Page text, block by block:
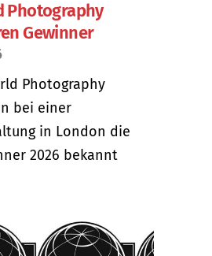
Photography
Gewinner
Photography
bei einer
in London die
2026 bekannt